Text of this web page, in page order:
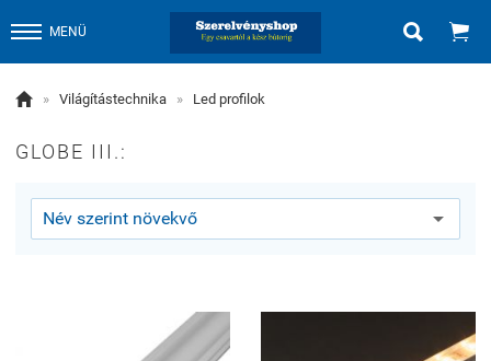
MENÜ  
 » Világítástechnika » Led profilok
GLOBE III.: